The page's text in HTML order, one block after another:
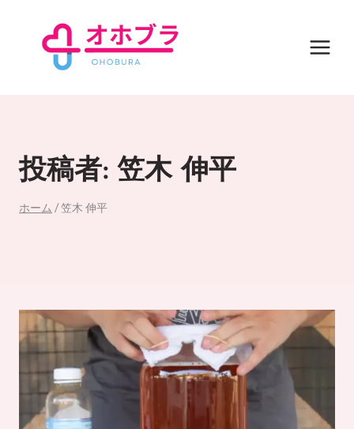
投稿者: 笠木 伸平
ホーム /笠木 伸平